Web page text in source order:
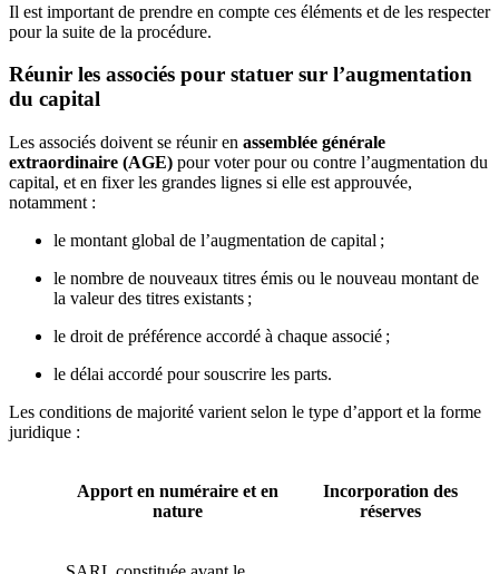
Il est important de prendre en compte ces éléments et de les respecter
pour la suite de la procédure.
Réunir les associés pour statuer sur l’augmentation
du capital
Les associés doivent se réunir en assemblée générale
extraordinaire (AGE) pour voter pour ou contre l’augmentation du
capital, et en fixer les grandes lignes si elle est approuvée,
notamment :
le montant global de l’augmentation de capital ;
le nombre de nouveaux titres émis ou le nouveau montant de
la valeur des titres existants ;
le droit de préférence accordé à chaque associé ;
le délai accordé pour souscrire les parts.
Les conditions de majorité varient selon le type d’apport et la forme
juridique :
Apport en numéraire et en
nature
Incorporation des
réserves